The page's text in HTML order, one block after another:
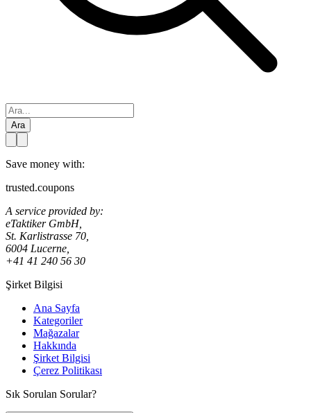
Ara
Save money with:
trusted.coupons
A service provided by:
eTaktiker GmbH,
St. Karlistrasse 70,
6004 Lucerne,
+41 41 240 56 30
Şirket Bilgisi
Ana Sayfa
Kategoriler
Mağazalar
Hakkında
Şirket Bilgisi
Çerez Politikası
Sık Sorulan Sorular?